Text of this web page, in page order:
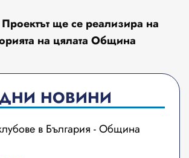
Проектът ще се реализира на
на цялата Община
НОВИНИ
в България - Община